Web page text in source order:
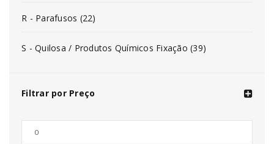
R - Parafusos (22)
S - Quilosa / Produtos Químicos Fixação (39)
Filtrar por Preço